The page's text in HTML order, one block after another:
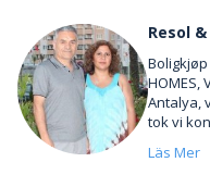
Resol &
Boligkjøp
HOMES,
Antalya,
tok vi
Läs Mer